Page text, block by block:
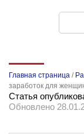
Главная страница /
заработок для
Статья
Обновлено